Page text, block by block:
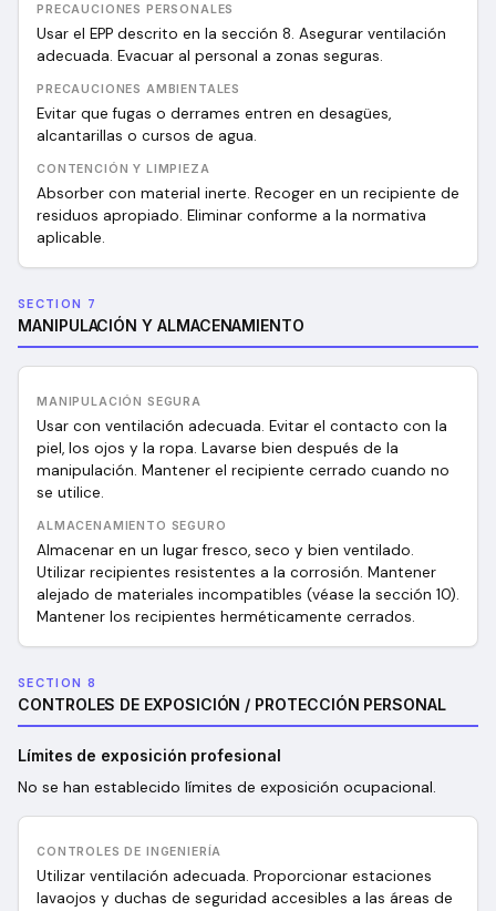
PRECAUCIONES PERSONALES
Usar el EPP descrito en la sección 8. Asegurar ventilación
adecuada. Evacuar al personal a zonas seguras.
PRECAUCIONES AMBIENTALES
Evitar que fugas o derrames entren en desagües,
alcantarillas o cursos de agua.
CONTENCIÓN Y LIMPIEZA
Absorber con material inerte. Recoger en un recipiente de
residuos apropiado. Eliminar conforme a la normativa
aplicable.
SECTION 7
MANIPULACIÓN Y ALMACENAMIENTO
MANIPULACIÓN SEGURA
Usar con ventilación adecuada. Evitar el contacto con la
piel, los ojos y la ropa. Lavarse bien después de la
manipulación. Mantener el recipiente cerrado cuando no
se utilice.
ALMACENAMIENTO SEGURO
Almacenar en un lugar fresco, seco y bien ventilado.
Utilizar recipientes resistentes a la corrosión. Mantener
alejado de materiales incompatibles (véase la sección 10).
Mantener los recipientes herméticamente cerrados.
SECTION 8
CONTROLES DE EXPOSICIÓN / PROTECCIÓN PERSONAL
Límites de exposición profesional
No se han establecido límites de exposición ocupacional.
CONTROLES DE INGENIERÍA
Utilizar ventilación adecuada. Proporcionar estaciones
lavaojos y duchas de seguridad accesibles a las áreas de